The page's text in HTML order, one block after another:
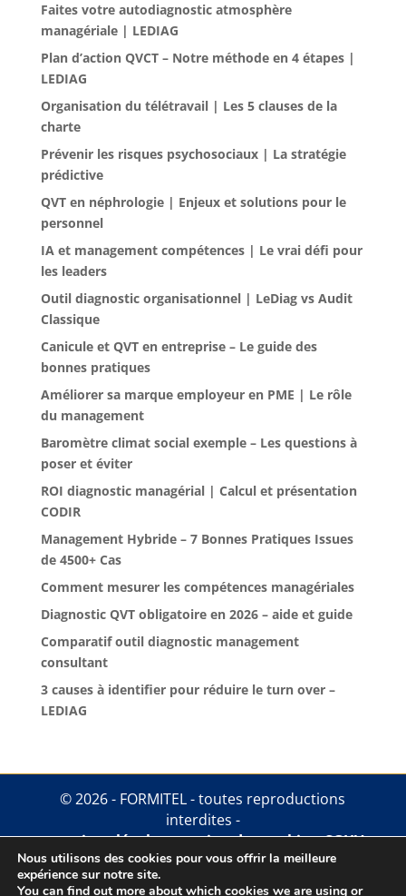
Faites votre autodiagnostic atmosphère
managériale | LEDIAG
Plan d’action QVCT – Notre méthode en 4 étapes |
LEDIAG
Organisation du télétravail | Les 5 clauses de la
charte
Prévenir les risques psychosociaux | La stratégie
prédictive
QVT en néphrologie | Enjeux et solutions pour le
personnel
IA et management compétences | Le vrai défi pour
les leaders
Outil diagnostic organisationnel | LeDiag vs Audit
Classique
Canicule et QVT en entreprise – Le guide des
bonnes pratiques
Améliorer sa marque employeur en PME | Le rôle
du management
Baromètre climat social exemple – Les questions à
poser et éviter
ROI diagnostic managérial | Calcul et présentation
CODIR
Management Hybride – 7 Bonnes Pratiques Issues
de 4500+ Cas
Comment mesurer les compétences managériales
Diagnostic QVT obligatoire en 2026 – aide et guide
Comparatif outil diagnostic management
consultant
3 causes à identifier pour réduire le turn over –
LEDIAG
© 2026 - FORMITEL - toutes reproductions
interdites -
mentions légales.gestion des cookies.CGUV
Nous utilisons des cookies pour vous offrir la meilleure
expérience sur notre site.
You can find out more about which cookies we are using or